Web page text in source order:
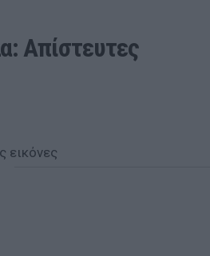
Απίστευτες